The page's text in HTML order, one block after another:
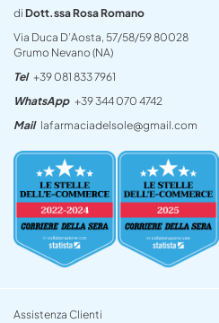
di Dott.ssa Rosa Romano
Via Duca D’Aosta, 57/58/59 80028
Grumo Nevano (NA)
Tel +39 081 833 7961
WhatsApp +39 344 070 4742
Mail lafarmaciadelsole@gmail.com
Assistenza Clienti